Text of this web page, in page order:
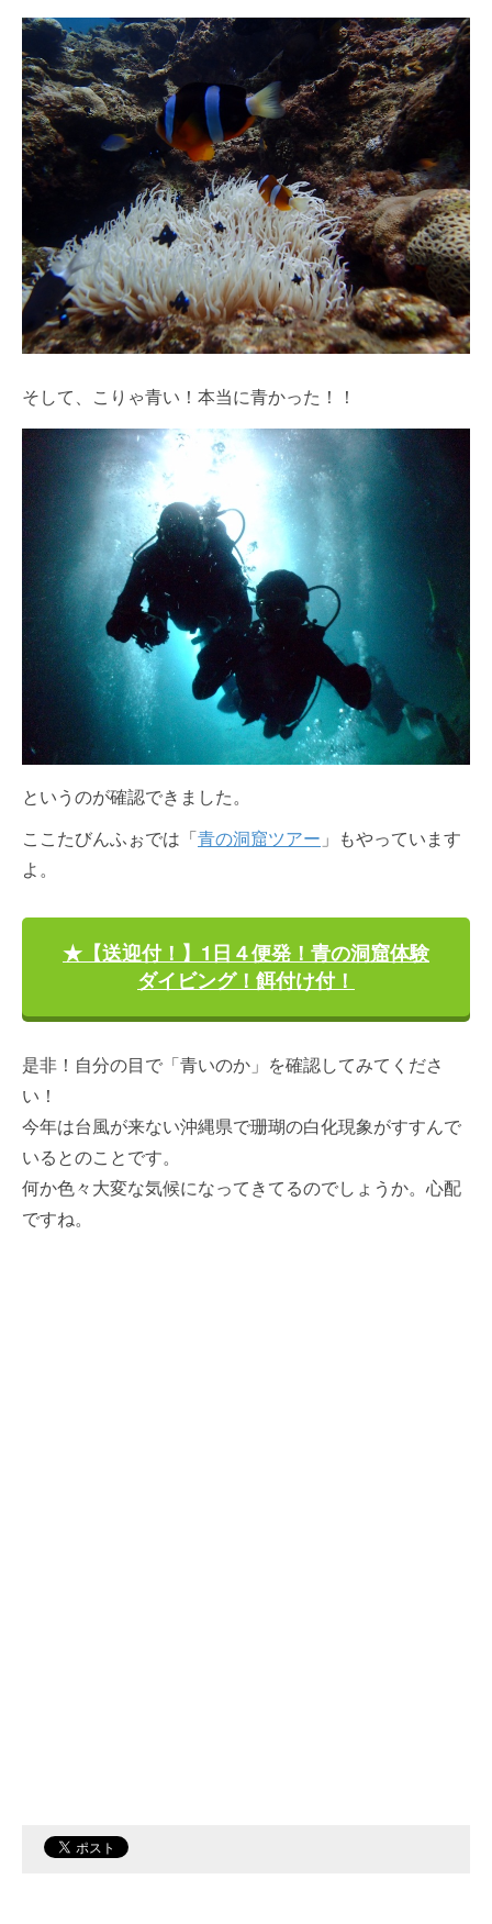
そして、こりゃ青い！本当に青かった！！
というのが確認できました。
ここたびんふぉでは「青の洞窟ツアー 」もやっています
よ。
★【送迎付！】1日４便発！青の洞窟体験
ダイビング！餌付け付！
是非！自分の目で「青いのか」を確認してみてくださ
い！
今年は台風が来ない沖縄県で珊瑚の白化現象がすすんで
いるとのことです。
何か色々大変な気候になってきてるのでしょうか。心配
ですね。